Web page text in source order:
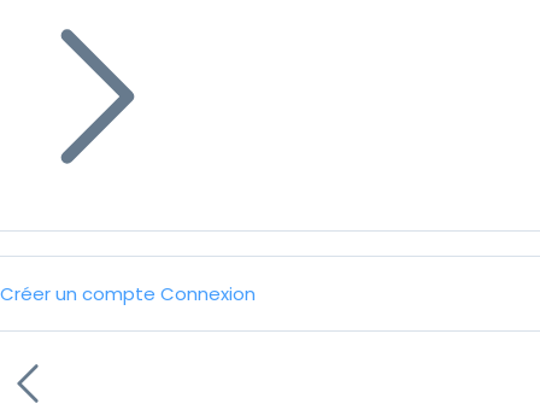
Créer un compte Connexion